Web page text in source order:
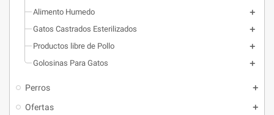
Alimento Humedo
Gatos Castrados Esterilizados
Productos libre de Pollo
Golosinas Para Gatos
Perros
Ofertas